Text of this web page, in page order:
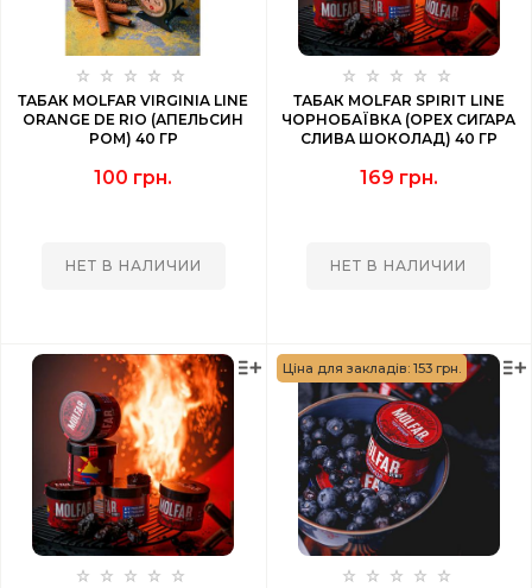
ТАБАК MOLFAR VIRGINIA LINE
ORANGE DE RIO (АПЕЛЬСИН
РОМ) 40 ГР
100 грн.
НЕТ В НАЛИЧИИ
ТАБАК MOLFAR SPIRIT LINE
ЧОРНОБАЇВКА (ОРЕХ СИГАРА
СЛИВА ШОКОЛАД) 40 ГР
169 грн.
НЕТ В НАЛИЧИИ
Ціна для закладів: 153 грн.